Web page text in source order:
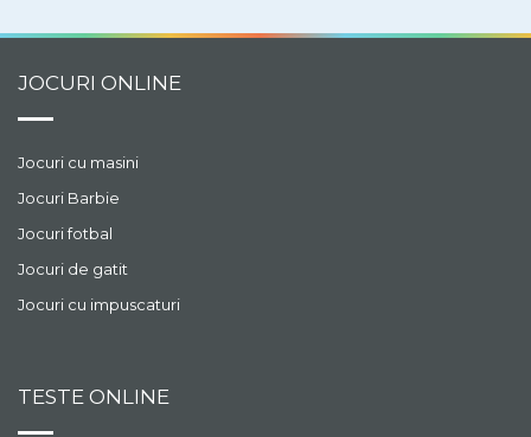
JOCURI ONLINE
Jocuri cu masini
Jocuri Barbie
Jocuri fotbal
Jocuri de gatit
Jocuri cu impuscaturi
TESTE ONLINE